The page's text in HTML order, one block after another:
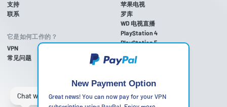
支持
联系
它是如何工作的？
VPN
常见问题
苹果电视
罗库
WD 电视直播
PlayStation 4
PlayStation 5
Xbox One
任天堂Wii U
任天堂Wii
New Payment Option
Great news! You can now pay for your VPN